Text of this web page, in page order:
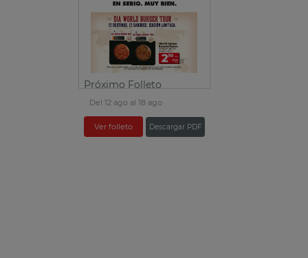
Próximo Folleto
Del 12 ago al 18 ago
Ver folleto Descargar PDF